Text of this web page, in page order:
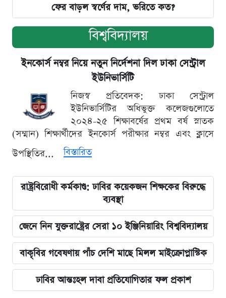
ফের বাড়ল স্বর্ণের দাম, ভরিতে কত?
বিশ্ববিদ্যালয়
ইনকোর্স নম্বর নিয়ে নতুন নির্দেশনা দিল ঢাকা সেন্ট্রাল
ইউনিভার্সিটি
নিজস্ব প্রতিবেদক: ঢাকা সেন্ট্রাল
ইউনিভার্সিটির অধিভুক্ত কলেজগুলোতে
২০২৪-২৫ শিক্ষাবর্ষের প্রথম বর্ষ স্নাতক
(সম্মান) শিক্ষার্থীদের ইনকোর্স পরীক্ষার নম্বর এবং ক্লাসে
উপস্থিতির...
বিস্তারিত
রাষ্ট্রবিরোধী কর্মকাণ্ড: ঢাবির কয়েকজন শিক্ষকের বিরুদ্ধে
ব্যবস্থা
জেনে নিন যুক্তরাষ্ট্রের সেরা ১০ ইঞ্জিনিয়ারিং বিশ্ববিদ্যালয়
বাকৃবির গবেষণায় পাঁচ দেশি মাছে মিলল মাইক্রোপ্লাস্টিক
ঢাবির আন্তঃহল দাবা প্রতিযোগিতার ফল প্রকাশ